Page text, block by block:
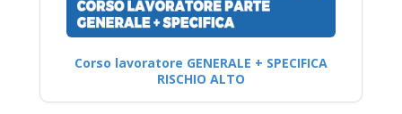
Corso lavoratore GENERALE + SPECIFICA
RISCHIO ALTO